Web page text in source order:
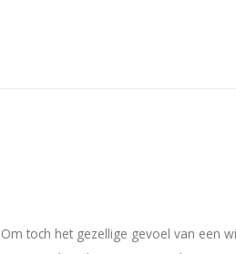
toch het gezellige gevoel van een